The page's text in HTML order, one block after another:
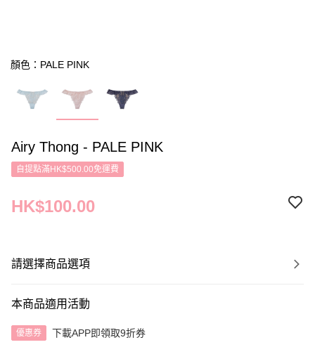
顏色：PALE PINK
Airy Thong - PALE PINK
自提點滿HK$500.00免運費
HK$100.00
請選擇商品選項
本商品適用活動
優惠券 下載APP即領取9折券